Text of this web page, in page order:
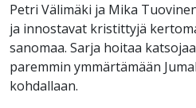
Petri Välimäki ja Mika
ja innostavat kristittyjä
sanomaa. Sarja hoitaa
paremmin ymmärtämään
kohdallaan.